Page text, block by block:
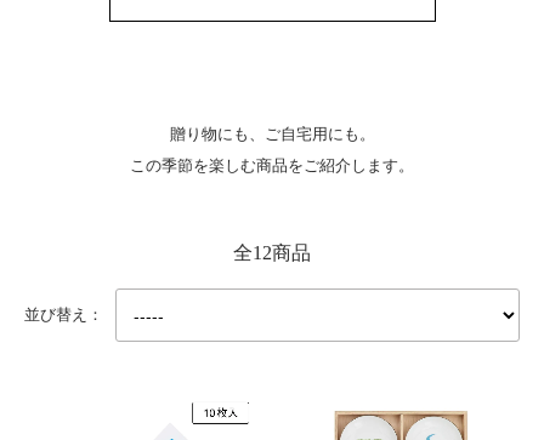
贈り物にも、ご自宅用にも。
この季節を楽しむ商品をご紹介します。
全12商品
並び替え：